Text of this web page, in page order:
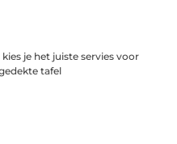
kies je het juiste servies voor
tafel